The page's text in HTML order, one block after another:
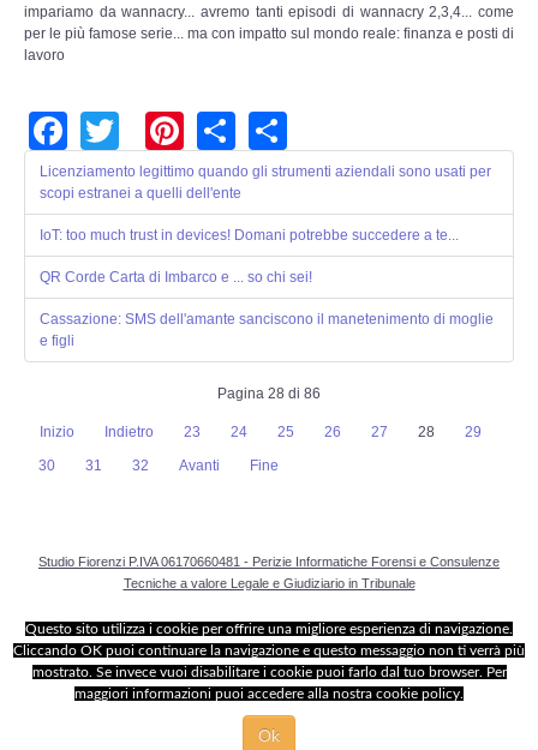
impariamo da wannacry... avremo tanti episodi di wannacry 2,3,4... come
per le più famose serie... ma con impatto sul mondo reale: finanza e posti di
lavoro
Facebook
TwitterPinterest
Share
Licenziamento legittimo quando gli strumenti aziendali sono usati per
scopi estranei a quelli dell'ente
IoT: too much trust in devices! Domani potrebbe succedere a te...
QR Corde Carta di Imbarco e ... so chi sei!
Cassazione: SMS dell'amante sanciscono il manetenimento di moglie
e figli
Pagina 28 di 86
Inizio Indietro 23 24 25 26 27 28
29
30
31 32 Avanti Fine
Studio Fiorenzi P.IVA 06170660481 - Perizie Informatiche Forensi e Consulenze
Tecniche a valore Legale e Giudiziario in Tribunale
Questo sito utilizza i cookie per offrire una migliore esperienza di navigazione.
Cliccando OK puoi continuare la navigazione e questo messaggio non ti verrà più
mostrato. Se invece vuoi disabilitare i cookie puoi farlo dal tuo browser. Per
maggiori informazioni puoi accedere alla nostra cookie policy.
Ok